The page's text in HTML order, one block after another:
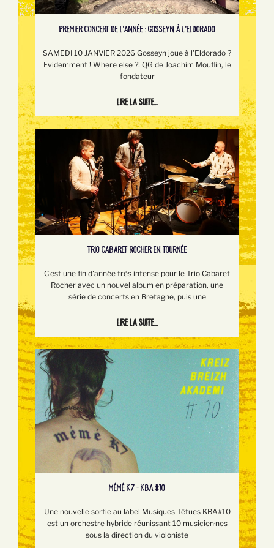
PREMIER CONCERT DE L'ANNÉE : GOSSEYN À L'ELDORADO
SAMEDI 10 JANVIER 2026 Gosseyn joue à l'Eldorado ?
Evidemment ! Where else ?! QG de Joachim Mouflin, le
fondateur
Lire la suite...
TRIO CABARET ROCHER EN TOURNÉE
C'est une fin d'année très intense pour le Trio Cabaret
Rocher avec un nouvel album en préparation, une
série de concerts en Bretagne, puis une
Lire la suite...
MÉMÉ K7 - KBA #10
Une nouvelle sortie au label Musiques Têtues KBA#10
est un orchestre hybride réunissant 10 musicien·nes
sous la direction du violoniste